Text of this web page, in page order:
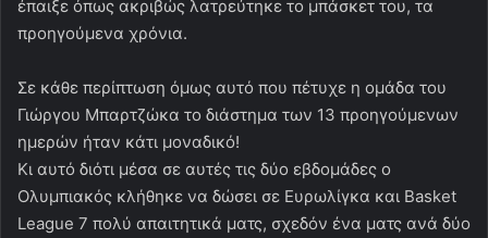
έπαιξε όπως ακριβώς λατρεύτηκε το μπάσκετ του, τα
προηγούμενα χρόνια.
Σε κάθε περίπτωση όμως αυτό που πέτυχε η ομάδα του
Γιώργου Μπαρτζώκα το διάστημα των 13 προηγούμενων
ημερών ήταν κάτι μοναδικό!
Κι αυτό διότι μέσα σε αυτές τις δύο εβδομάδες ο
Ολυμπιακός κλήθηκε να δώσει σε Ευρωλίγκα και Basket
League 7 πολύ απαιτητικά ματς, σχεδόν ένα ματς ανά δύο